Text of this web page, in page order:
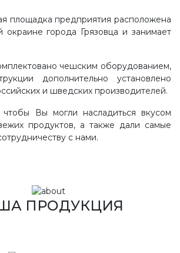
площадка предприятия расположена
окраине города Грязовца и занимает
чешским оборудованием,
дополнительно установлено
и шведских производителей.
Вы могли насладиться вкусом
продуктов, а также дали самые
с нами.
ПРОДУКЦИЯ